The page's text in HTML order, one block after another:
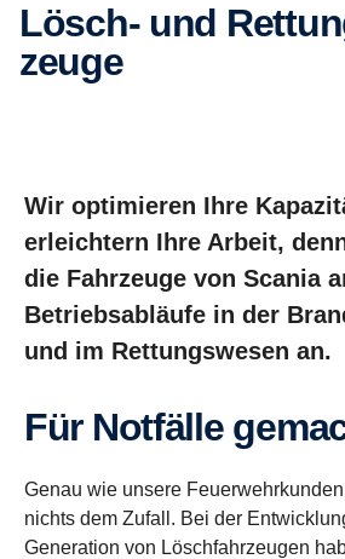
Lösch- und Rettungs­fahr­
zeuge
Wir optimieren Ihre
erleichtern Ihre Arbeit,
die Fahrzeuge von Scania
Betriebsabläufe in der
und im Rettungswesen an.
Für Notfälle
Genau wie unsere
nichts dem Zufall. Bei der
Generation von Löschfahrzeugen